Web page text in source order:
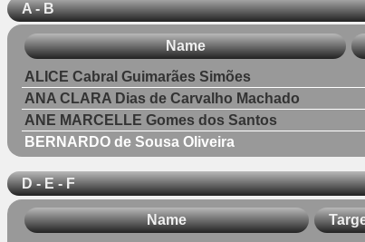
A - B
Name
ALICE Cabral Guimarães Simões
ANA CLARA Dias de Carvalho Machado
ANE MARCELLE Gomes dos Santos
BERNARDO de Sousa Oliveira
D - E - F
Name